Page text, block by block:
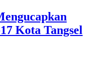
Kota Tangsel